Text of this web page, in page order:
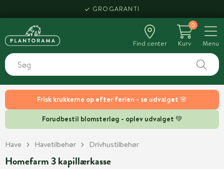
Frisk krukkerne op efter ferien - se udvalget 🌸
Forudbestil blomsterløg - oplev udvalget 💚
GROGARANTI
Find center
0
Kurv
Menu
Have Havetilbehør Drivhustilbehør
Homefarm 3 kapillærkasse